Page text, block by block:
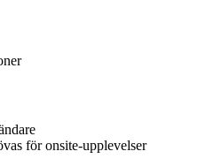
för onsite-upplevelser